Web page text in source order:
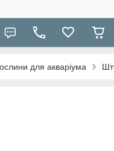
для акваріума